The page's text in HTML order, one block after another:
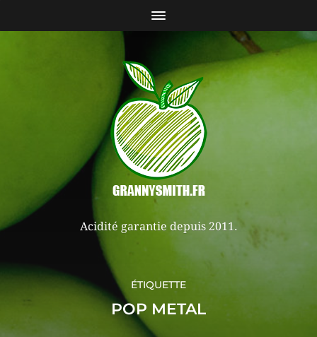
Acidité garantie depuis 2011.
ÉTIQUETTE
POP METAL